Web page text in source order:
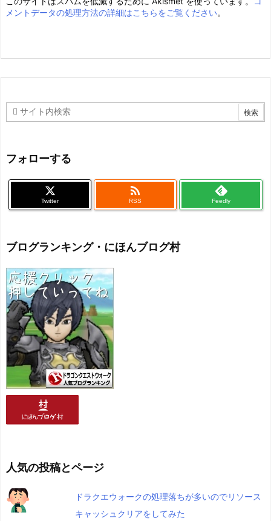
メントデータの処理方法の詳細はこちらをご覧ください。
フォローする
Twitter

RSS Feedly
ブログランキング・にほんブログ村
人気の投稿とページ
ドラクエウォークの処理落ちが多いのでリソース
キャッシュクリアをしてみた